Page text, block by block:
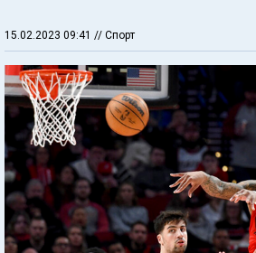
15.02.2023 09:41 // Спорт